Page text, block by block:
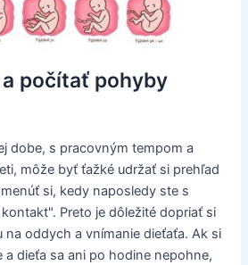
počítať pohyby
dobe, s pracovným tempom a
môže byť ťažké udržať si prehľad
si, kedy naposledy ste s
Preto je dôležité dopriať si
na oddych a vnímanie dieťaťa. Ak si
a dieťa sa ani po hodine nepohne,